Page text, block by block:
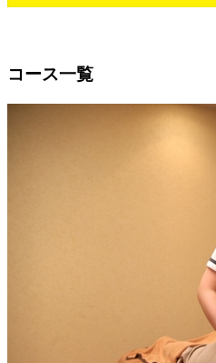
コース一覧